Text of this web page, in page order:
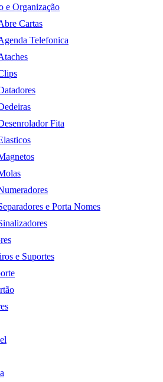
e Organização
Cartas
Telefonica
Fita
e Porta Nomes
e Suportes